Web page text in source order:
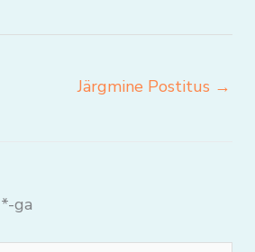
Järgmine Postitus →
*-ga